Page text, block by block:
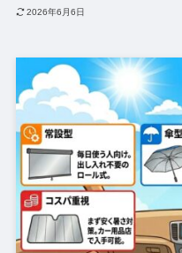
2026年6月6日